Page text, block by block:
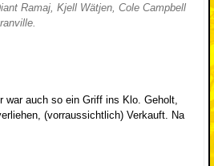
Ramaj, Kjell Wätjen, Cole Campbell
war auch so ein Griff ins Klo. Geholt,
(vorraussichtlich) Verkauft. Na